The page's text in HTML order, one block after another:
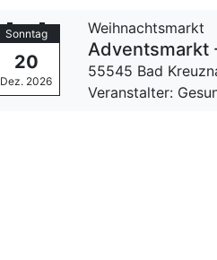
Sonntag
20
Dez. 2026
Weihnachtsmarkt
Adventsmarkt
55545 Bad
Veranstalter: